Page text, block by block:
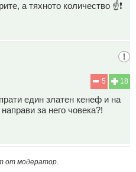
а тяхното количество ☝️❗
18
5
един златен кенеф и на
за него човека?!
от модератор.